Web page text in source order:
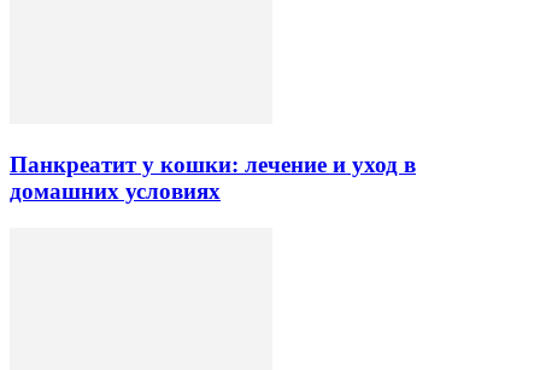
Панкреатит у кошки: лечение и уход в
домашних условиях